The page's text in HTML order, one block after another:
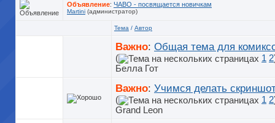
Объявление: ЧАВО - посвящается новичкам
Martini (администратор)
Тема / Автор
Важно: Общая тема для
( 1 2
Белла Гот
Важно: Учимся делать
( 1 2
Grand Leon